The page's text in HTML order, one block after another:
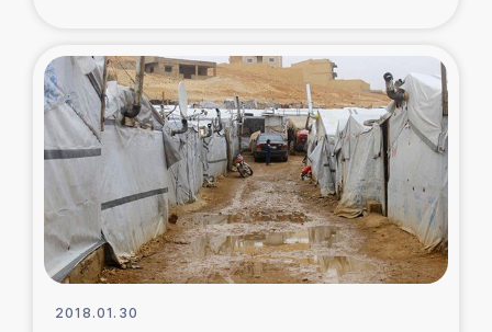
タイ国境ミャンマー移民子ども支援
漁民によるマングローブ植林活動
レバノンでのシリア難民への食糧・越冬支援
レバノンにおける緊急支援
レバノンでのシリア難民への教育支援事業
2018.01.30